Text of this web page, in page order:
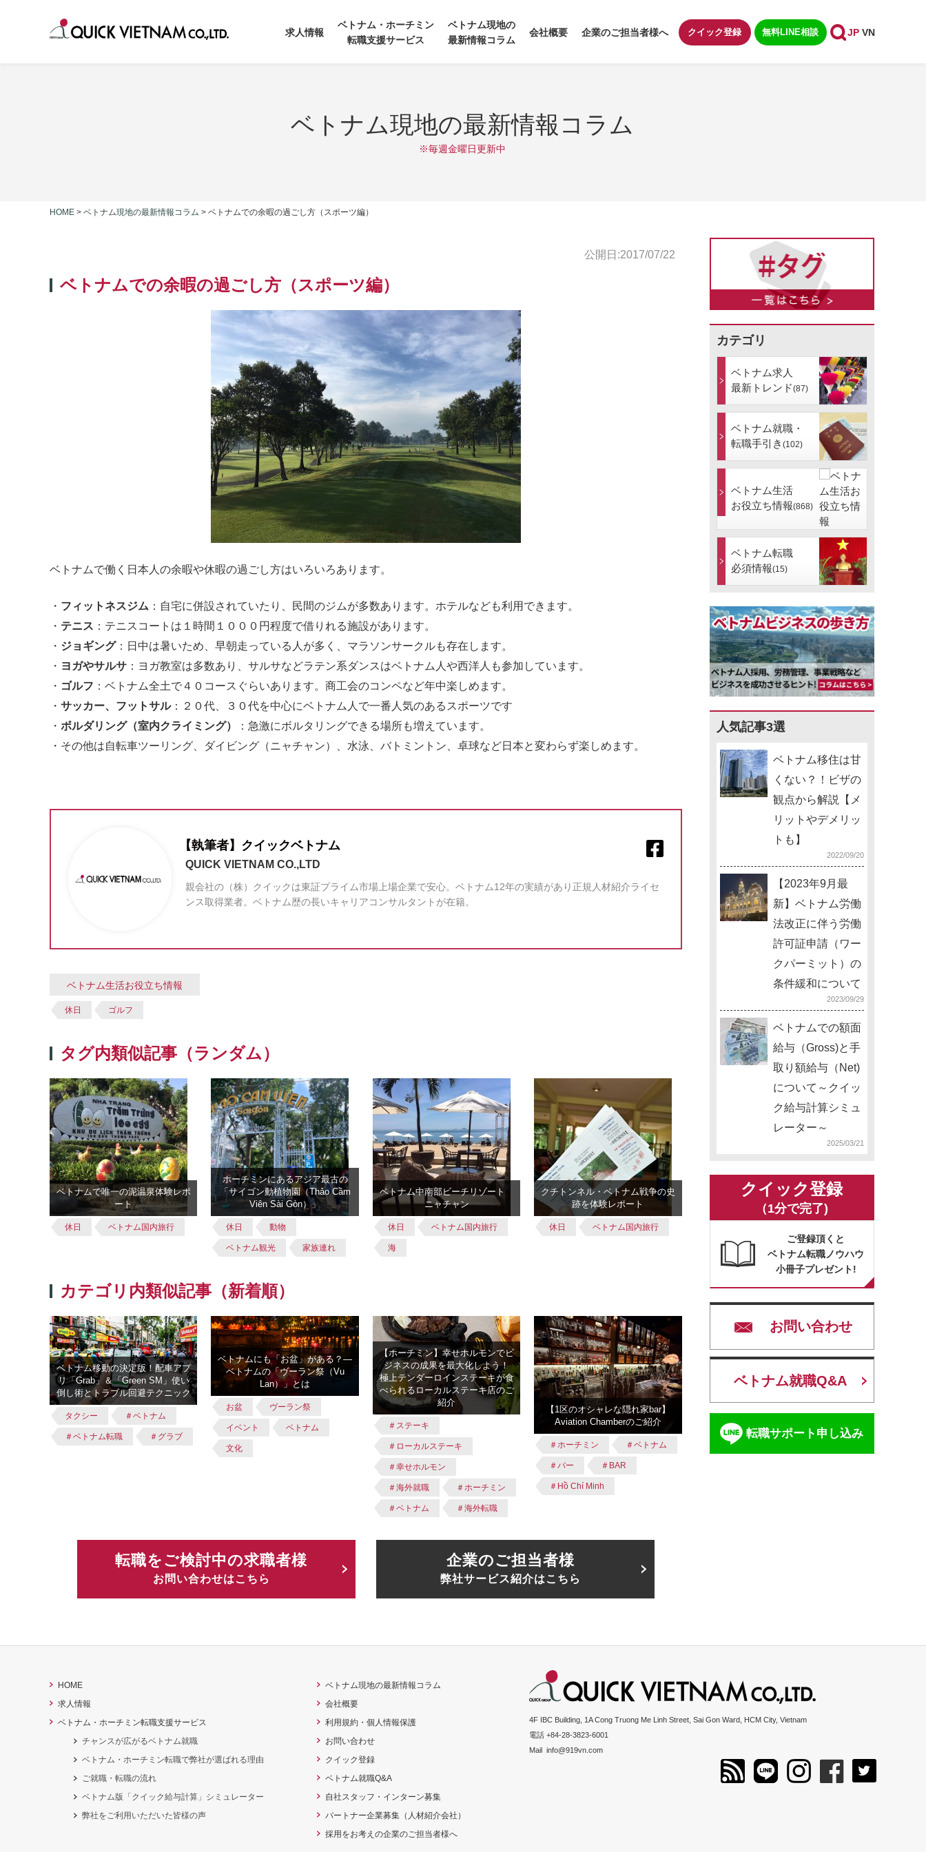
求人情報
ベトナム・ホーチミン
転職支援サービス
ベトナム現地の
最新情報コラム
会社概要 企業のご担当者様へ クイック登録 無料LINE相談 JP VN
ベトナム現地の最新情報コラム
※毎週金曜日更新中
HOME > ベトナム現地の最新情報コラム > ベトナムでの余暇の過ごし方（スポーツ編）
公開日:2017/07/22
ベトナムでの余暇の過ごし方（スポーツ編）
ベトナムで働く日本人の余暇や休暇の過ごし方はいろいろあります。
・ フィットネスジム ：自宅に併設されていたり、民間のジムが多数あります。ホテルなども利用できます。
・ テニス ：テニスコートは１時間１０００円程度で借りれる施設があります。
・ ジョギング：日中は暑いため、早朝走っている人が多く、マラソンサークルも存在します。
・ ヨガやサルサ ：ヨガ教室は多数あり、サルサなどラテン系ダンスはベトナム人や西洋人も参加しています。
・ ゴルフ ：ベトナム全土で４０コースぐらいあります。商工会のコンペなど年中楽しめます。
・ サッカー、フットサル：２０代、３０代を中心にベトナム人で一番人気のあるスポーツです
・ ボルダリング（室内クライミング）
：急激にボルタリングできる場所も増えています。
・その他は自転車ツーリング、ダイビング（ニャチャン）、水泳、バトミントン、卓球など日本と変わらず楽しめます。
【執筆者】クイックベトナム
QUICK VIETNAM CO.,LTD
親会社の（株）クイックは東証プライム市場上場企業で安心。ベトナム12年の実績があり正規人材紹介ライセ
ンス取得業者。ベトナム歴の長いキャリアコンサルタントが在籍。
ベトナム生活お役立ち情報
休日 ゴルフ
タグ内類似記事（ランダム）
ベトナムで唯一の泥温泉体験レポ
ート
休日 ベトナム国内旅行
ホーチミンにあるアジア最古の
「サイゴン動植物園（Thảo Cầm
Viên Sài Gòn）」
休日 動物
ベトナム観光 家族連れ
ベトナム中南部ビーチリゾート
ニャチャン
休日 ベトナム国内旅行
海
クチトンネル・ベトナム戦争の史
跡を体験レポート
休日 ベトナム国内旅行
カテゴリ内類似記事（新着順）
ベトナム移動の決定版！配車アプ
リ「Grab」＆「Green SM」使い
倒し術とトラブル回避テクニック
タクシー ＃ベトナム
＃ベトナム転職 ＃グラブ
ベトナムにも「お盆」がある？―
ベトナムの「ヴーラン祭（Vu
Lan）」とは
お盆 ヴーラン祭
イベント ベトナム
文化
【ホーチミン】幸せホルモンでビ
ジネスの成果を最大化しよう！
極上テンダーロインステーキが食
べられるローカルステーキ店のご
紹介
＃ステーキ
＃ローカルステーキ
＃幸せホルモン
＃海外就職 ＃ホーチミン
＃ベトナム ＃海外転職
【1区のオシャレな隠れ家bar】
Aviation Chamberのご紹介
＃ホーチミン ＃ベトナム
＃バー ＃BAR
＃Hồ Chí Minh
転職をご検討中の求職者様
お問い合わせはこちら
企業のご担当者様
弊社サービス紹介はこちら
カテゴリ
ベトナム求人
最新トレンド(87)
ベトナム就職・
転職手引き (102)
ベトナム生活
お役立ち情報(868)
ベトナム転職
必須情報(15)
人気記事3選
ベトナム移住は甘
くない？！ビザの
観点から解説【メ
リットやデメリッ
トも】
2022/09/20
【2023年9月最
新】ベトナム労働
法改正に伴う労働
許可証申請（ワー
クパーミット）の
条件緩和について
2023/09/29
ベトナムでの額面
給与（Gross)と手
取り額給与（Net)
について～クイッ
ク給与計算シミュ
レーター～
2025/03/21
クイック登録
（1分で完了)
ご登録頂くと
ベトナム転職ノウハウ
小冊子プレゼント!
お問い合わせ
ベトナム就職Q&A
転職サポート申し込み
HOME
求人情報
ベトナム・ホーチミン転職支援サービス
チャンスが広がるベトナム就職
ベトナム・ホーチミン転職で弊社が選ばれる理由
ご就職・転職の流れ
ベトナム版「クイック給与計算」シミュレーター
弊社をご利用いただいた皆様の声
ベトナム現地の最新情報コラム
会社概要
利用規約・個人情報保護
お問い合わせ
クイック登録
ベトナム就職Q&A
自社スタッフ・インターン募集
パートナー企業募集（人材紹介会社）
採用をお考えの企業のご担当者様へ
4F IBC Building, 1A Cong Truong Me Linh Street, Sai Gon Ward, HCM City, Vietnam
電話 +84-28-3823-6001
Mail info@919vn.com